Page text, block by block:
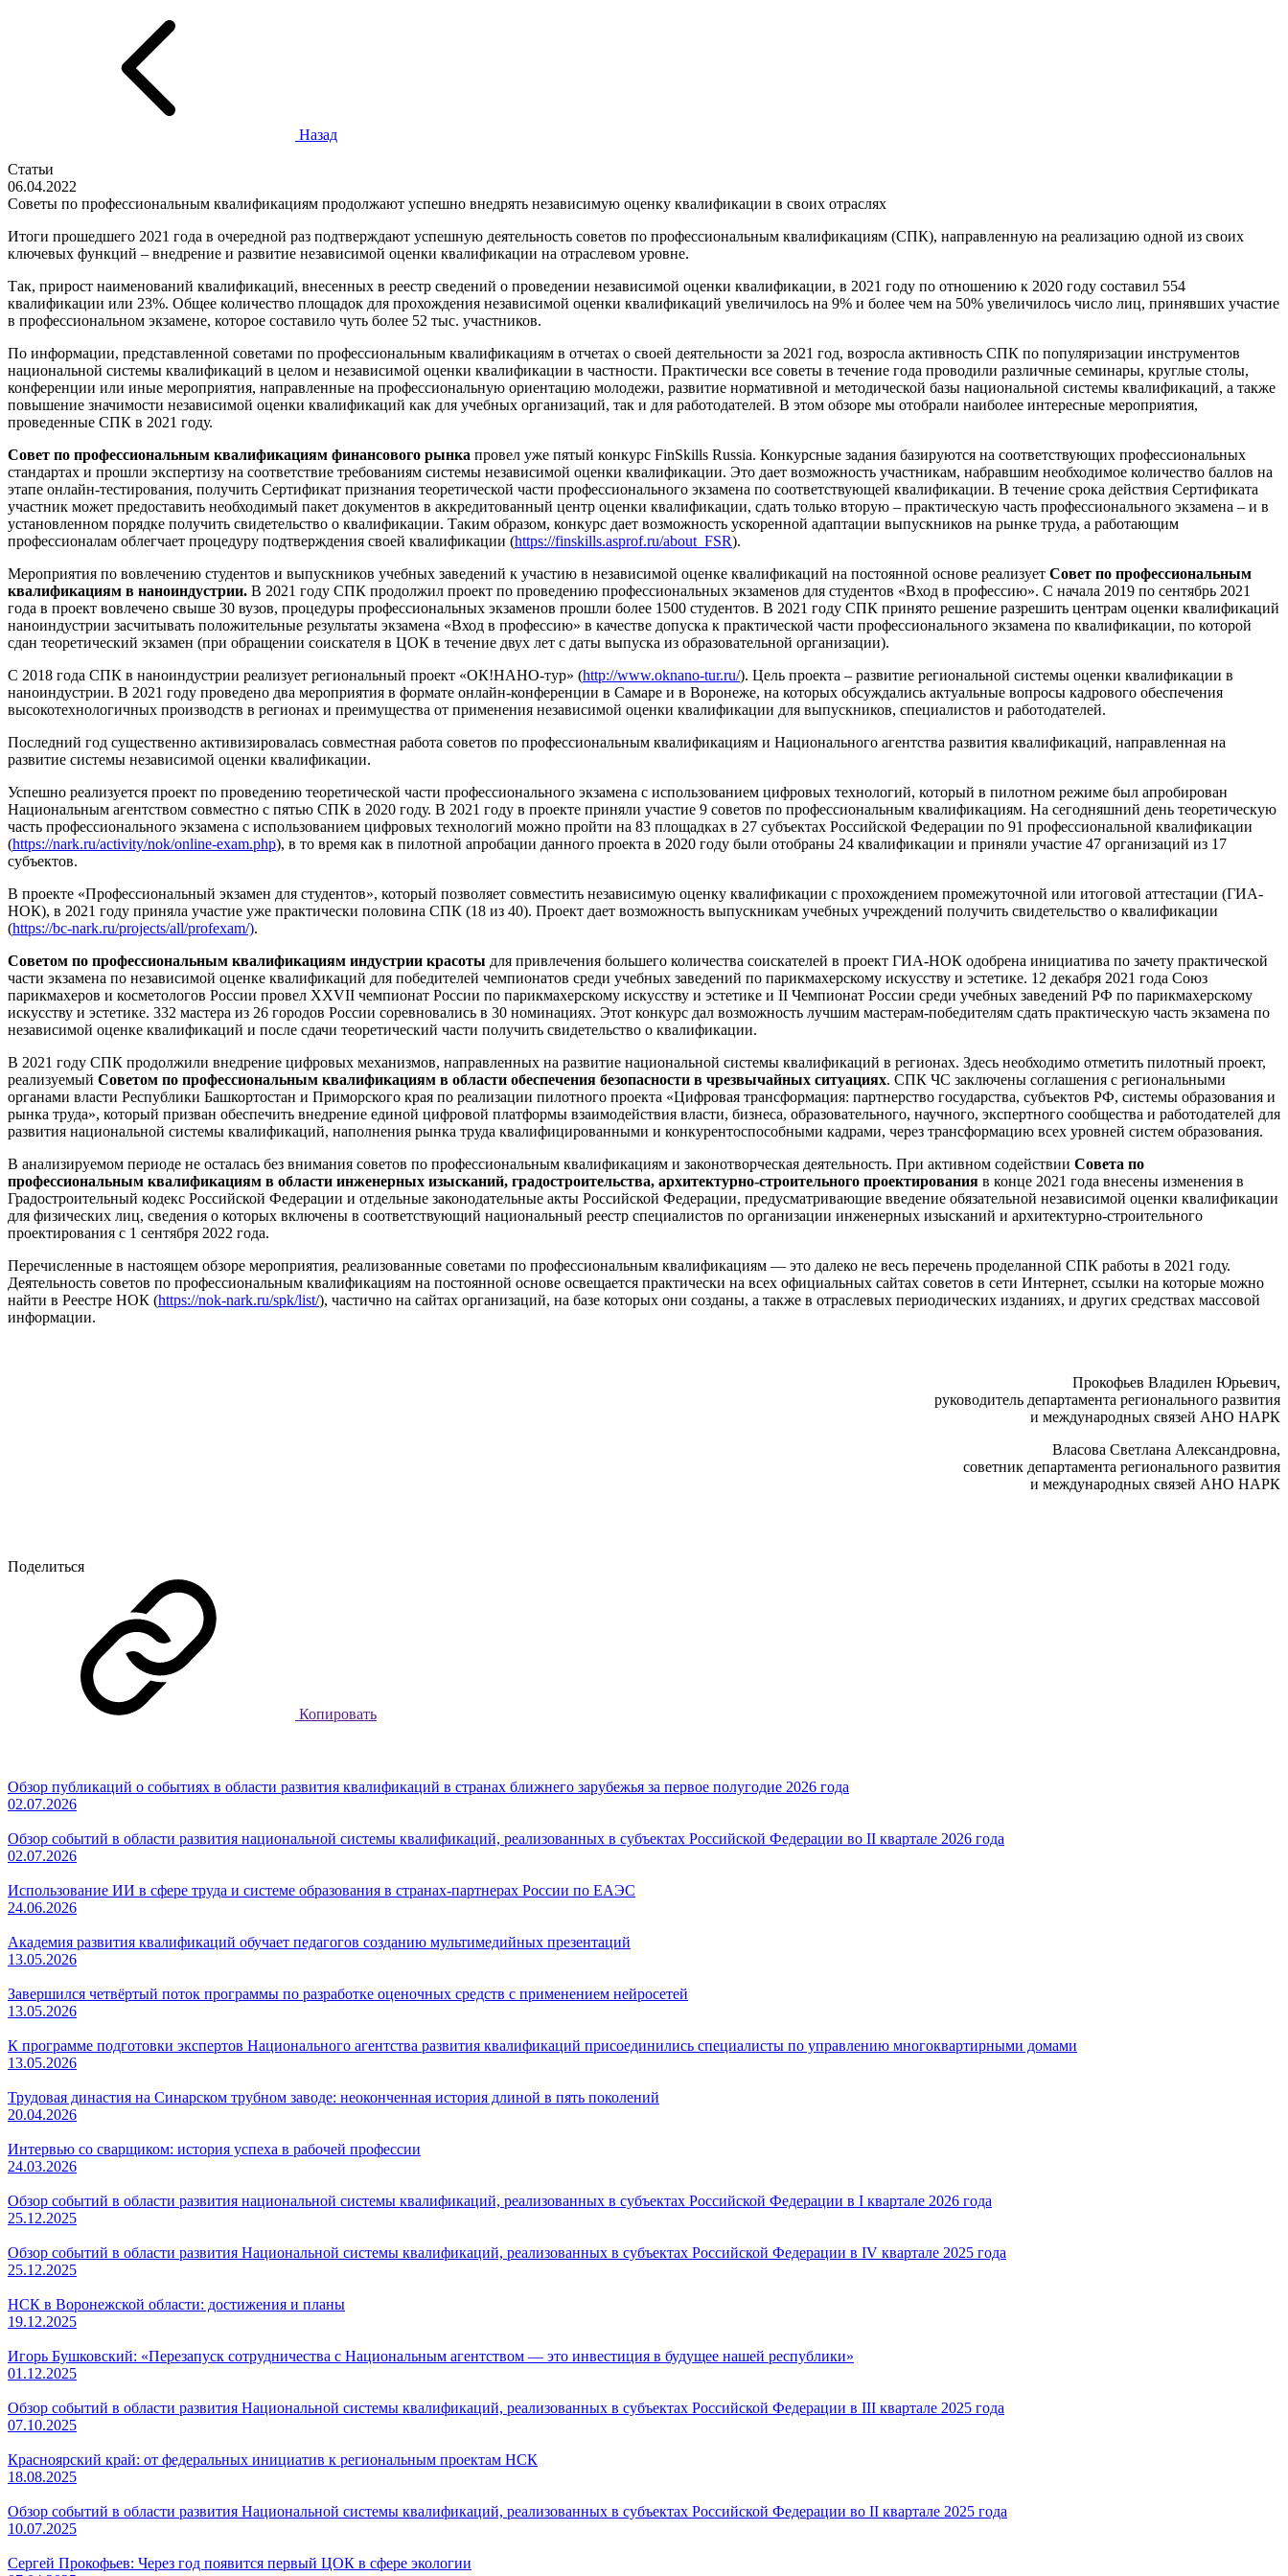
Назад
Статьи
06.04.2022
Советы по профессиональным квалификациям продолжают успешно внедрять независимую оценку квалификации в своих отраслях
Итоги прошедшего 2021 года в очередной раз подтверждают успешную деятельность советов по профессиональным квалификациям (СПК), направленную на реализацию одной из своих
ключевых функций – внедрение и развитие независимой оценки квалификации на отраслевом уровне.
Так, прирост наименований квалификаций, внесенных в реестр сведений о проведении независимой оценки квалификации, в 2021 году по отношению к 2020 году составил 554
квалификации или 23%. Общее количество площадок для прохождения независимой оценки квалификаций увеличилось на 9% и более чем на 50% увеличилось число лиц, принявших участие
в профессиональном экзамене, которое составило чуть более 52 тыс. участников.
По информации, представленной советами по профессиональным квалификациям в отчетах о своей деятельности за 2021 год, возросла активность СПК по популяризации инструментов
национальной системы квалификаций в целом и независимой оценки квалификации в частности. Практически все советы в течение года проводили различные семинары, круглые столы,
конференции или иные мероприятия, направленные на профессиональную ориентацию молодежи, развитие нормативной и методической базы национальной системы квалификаций, а также
повышение значимости независимой оценки квалификаций как для учебных организаций, так и для работодателей. В этом обзоре мы отобрали наиболее интересные мероприятия,
проведенные СПК в 2021 году.
Совет по профессиональным квалификациям финансового рынка провел уже пятый конкурс FinSkills Russia. Конкурсные задания базируются на соответствующих профессиональных
стандартах и прошли экспертизу на соответствие требованиям системы независимой оценки квалификации. Это дает возможность участникам, набравшим необходимое количество баллов на
этапе онлайн-тестирования, получить Сертификат признания теоретической части профессионального экзамена по соответствующей квалификации. В течение срока действия Сертификата
участник может предоставить необходимый пакет документов в аккредитованный центр оценки квалификации, сдать только вторую – практическую часть профессионального экзамена – и в
установленном порядке получить свидетельство о квалификации. Таким образом, конкурс дает возможность ускоренной адаптации выпускников на рынке труда, а работающим
профессионалам облегчает процедуру подтверждения своей квалификации (https://finskills.asprof.ru/about_FSR).
Мероприятия по вовлечению студентов и выпускников учебных заведений к участию в независимой оценке квалификаций на постоянной основе реализует Совет по профессиональным
квалификациям в наноиндустрии. В 2021 году СПК продолжил проект по проведению профессиональных экзаменов для студентов «Вход в профессию». С начала 2019 по сентябрь 2021
года в проект вовлечено свыше 30 вузов, процедуры профессиональных экзаменов прошли более 1500 студентов. В 2021 году СПК принято решение разрешить центрам оценки квалификаций
наноиндустрии засчитывать положительные результаты экзамена «Вход в профессию» в качестве допуска к практической части профессионального экзамена по квалификации, по которой
сдан теоретический экзамен (при обращении соискателя в ЦОК в течение двух лет с даты выпуска из образовательной организации).
С 2018 года СПК в наноиндустрии реализует региональный проект «ОК!НАНО-тур» (http://www.oknano-tur.ru/). Цель проекта – развитие региональной системы оценки квалификации в
наноиндустрии. В 2021 году проведено два мероприятия в формате онлайн-конференции в Самаре и в Воронеже, на которых обсуждались актуальные вопросы кадрового обеспечения
высокотехнологичных производств в регионах и преимущества от применения независимой оценки квалификации для выпускников, специалистов и работодателей.
Последний год существенно активизировалась совместная работа советов по профессиональным квалификациям и Национального агентства развития квалификаций, направленная на
развитие системы независимой оценки квалификации.
Успешно реализуется проект по проведению теоретической части профессионального экзамена с использованием цифровых технологий, который в пилотном режиме был апробирован
Национальным агентством совместно с пятью СПК в 2020 году. В 2021 году в проекте приняли участие 9 советов по профессиональным квалификациям. На сегодняшний день теоретическую
часть профессионального экзамена с использованием цифровых технологий можно пройти на 83 площадках в 27 субъектах Российской Федерации по 91 профессиональной квалификации
(https://nark.ru/activity/nok/online-exam.php), в то время как в пилотной апробации данного проекта в 2020 году были отобраны 24 квалификации и приняли участие 47 организаций из 17
субъектов.
В проекте «Профессиональный экзамен для студентов», который позволяет совместить независимую оценку квалификации с прохождением промежуточной или итоговой аттестации (ГИА-
НОК), в 2021 году приняла участие уже практически половина СПК (18 из 40). Проект дает возможность выпускникам учебных учреждений получить свидетельство о квалификации
(https://bc-nark.ru/projects/all/profexam/).
Советом по профессиональным квалификациям индустрии красоты для привлечения большего количества соискателей в проект ГИА-НОК одобрена инициатива по зачету практической
части экзамена по независимой оценке квалификаций для победителей чемпионатов среди учебных заведений по парикмахерскому искусству и эстетике. 12 декабря 2021 года Союз
парикмахеров и косметологов России провел XXVII чемпионат России по парикмахерскому искусству и эстетике и II Чемпионат России среди учебных заведений РФ по парикмахерскому
искусству и эстетике. 332 мастера из 26 городов России соревновались в 30 номинациях. Этот конкурс дал возможность лучшим мастерам-победителям сдать практическую часть экзамена по
независимой оценке квалификаций и после сдачи теоретический части получить свидетельство о квалификации.
В 2021 году СПК продолжили внедрение цифровых механизмов, направленных на развитие национальной системы квалификаций в регионах. Здесь необходимо отметить пилотный проект,
реализуемый Советом по профессиональным квалификациям в области обеспечения безопасности в чрезвычайных ситуациях. СПК ЧС заключены соглашения с региональными
органами власти Республики Башкортостан и Приморского края по реализации пилотного проекта «Цифровая трансформация: партнерство государства, субъектов РФ, системы образования и
рынка труда», который призван обеспечить внедрение единой цифровой платформы взаимодействия власти, бизнеса, образовательного, научного, экспертного сообщества и работодателей для
развития национальной системы квалификаций, наполнения рынка труда квалифицированными и конкурентоспособными кадрами, через трансформацию всех уровней систем образования.
В анализируемом периоде не осталась без внимания советов по профессиональным квалификациям и законотворческая деятельность. При активном содействии Совета по
профессиональным квалификациям в области инженерных изысканий, градостроительства, архитектурно-строительного проектирования в конце 2021 года внесены изменения в
Градостроительный кодекс Российской Федерации и отдельные законодательные акты Российской Федерации, предусматривающие введение обязательной независимой оценки квалификации
для физических лиц, сведения о которых включены в соответствующий национальный реестр специалистов по организации инженерных изысканий и архитектурно-строительного
проектирования с 1 сентября 2022 года.
Перечисленные в настоящем обзоре мероприятия, реализованные советами по профессиональным квалификациям — это далеко не весь перечень проделанной СПК работы в 2021 году.
Деятельность советов по профессиональным квалификациям на постоянной основе освещается практически на всех официальных сайтах советов в сети Интернет, ссылки на которые можно
найти в Реестре НОК (https://nok-nark.ru/spk/list/), частично на сайтах организаций, на базе которых они созданы, а также в отраслевых периодических изданиях, и других средствах массовой
информации.
Прокофьев Владилен Юрьевич,
руководитель департамента регионального развития
и международных связей АНО НАРК
Власова Светлана Александровна,
советник департамента регионального развития
и международных связей АНО НАРК
Поделиться
Копировать
Обзор публикаций о событиях в области развития квалификаций в странах ближнего зарубежья за первое полугодие 2026 года
02.07.2026
Обзор событий в области развития национальной системы квалификаций, реализованных в субъектах Российской Федерации во II квартале 2026 года
02.07.2026
Использование ИИ в сфере труда и системе образования в странах-партнерах России по ЕАЭС
24.06.2026
Академия развития квалификаций обучает педагогов созданию мультимедийных презентаций
13.05.2026
Завершился четвёртый поток программы по разработке оценочных средств с применением нейросетей
13.05.2026
К программе подготовки экспертов Национального агентства развития квалификаций присоединились специалисты по управлению многоквартирными домами
13.05.2026
Трудовая династия на Синарском трубном заводе: неоконченная история длиной в пять поколений
20.04.2026
Интервью со сварщиком: история успеха в рабочей профессии
24.03.2026
Обзор событий в области развития национальной системы квалификаций, реализованных в субъектах Российской Федерации в I квартале 2026 года
25.12.2025
Обзор событий в области развития Национальной системы квалификаций, реализованных в субъектах Российской Федерации в IV квартале 2025 года
25.12.2025
НСК в Воронежской области: достижения и планы
19.12.2025
Игорь Бушковский: «Перезапуск сотрудничества с Национальным агентством — это инвестиция в будущее нашей республики»
01.12.2025
Обзор событий в области развития Национальной системы квалификаций, реализованных в субъектах Российской Федерации в III квартале 2025 года
07.10.2025
Красноярский край: от федеральных инициатив к региональным проектам НСК
18.08.2025
Обзор событий в области развития Национальной системы квалификаций, реализованных в субъектах Российской Федерации во II квартале 2025 года
10.07.2025
Сергей Прокофьев: Через год появится первый ЦОК в сфере экологии